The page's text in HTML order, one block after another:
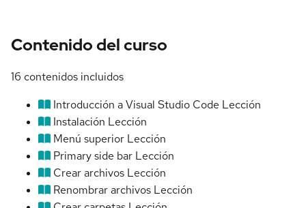
Contenido del curso
16 contenidos incluidos
Introducción a Visual Studio Code Lección
Instalación Lección
Menú superior Lección
Primary side bar Lección
Crear archivos Lección
Renombrar archivos Lección